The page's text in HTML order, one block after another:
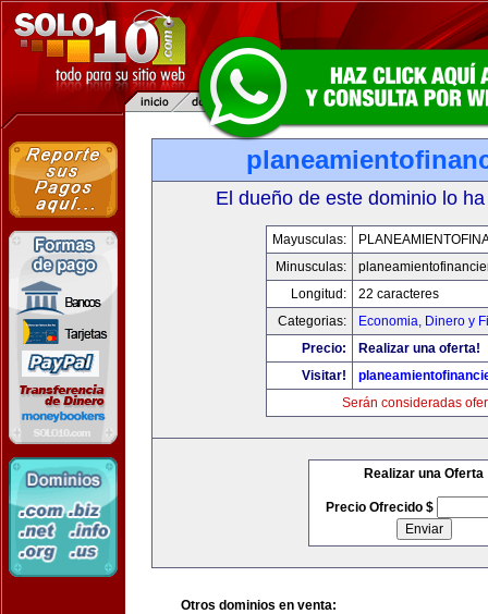
El dueño de este dominio lo
Mayusculas:
Minusculas:
Longitud:
22 caracteres
Categorias:
Economia, Dinero y
Precio:
Realizar una oferta!
Visitar!
Serán consideradas
Realizar una Oferta
Precio Ofrecido $
Otros dominios en venta: